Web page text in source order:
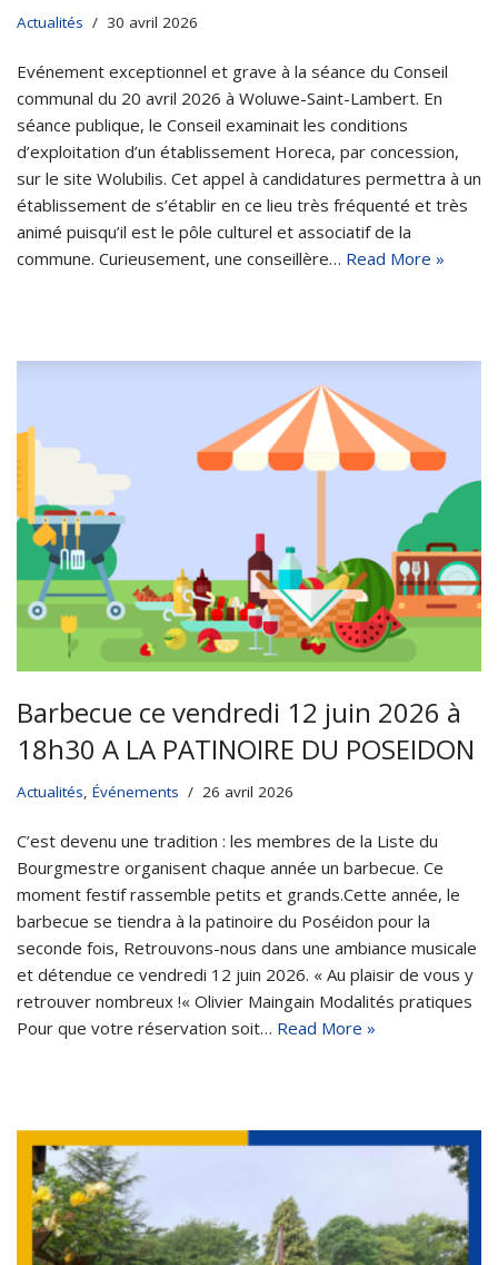
Actualités 30 avril 2026
Evénement exceptionnel et grave à la séance du Conseil
communal du 20 avril 2026 à Woluwe-Saint-Lambert. En
séance publique, le Conseil examinait les conditions
d’exploitation d’un établissement Horeca, par concession,
sur le site Wolubilis. Cet appel à candidatures permettra à un
établissement de s’établir en ce lieu très fréquenté et très
animé puisqu’il est le pôle culturel et associatif de la
commune. Curieusement, une conseillère… Read More »
Barbecue ce vendredi 12 juin 2026 à
18h30 A LA PATINOIRE DU POSEIDON
Actualités, Événements 26 avril 2026
C’est devenu une tradition : les membres de la Liste du
Bourgmestre organisent chaque année un barbecue. Ce
moment festif rassemble petits et grands.Cette année, le
barbecue se tiendra à la patinoire du Poséidon pour la
seconde fois, Retrouvons-nous dans une ambiance musicale
et détendue ce vendredi 12 juin 2026. « Au plaisir de vous y
retrouver nombreux !« Olivier Maingain Modalités pratiques
Pour que votre réservation soit… Read More »